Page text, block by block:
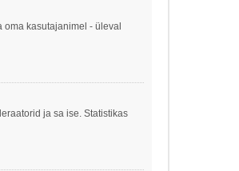
kasutajanimel - üleval
ja sa ise. Statistikas